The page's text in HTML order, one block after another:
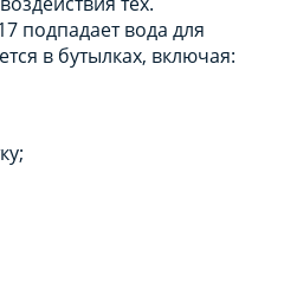
подпадает вода для
в бутылках, включая: